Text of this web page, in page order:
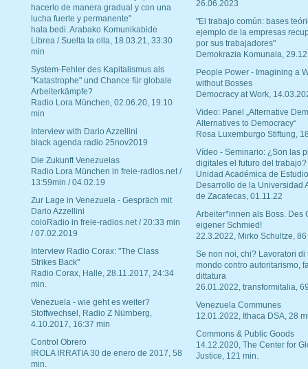
hacerlo de manera gradual y con una
lucha fuerte y permanente"
hala bedi. Arabako Komunikabide
Librea / Suelta la olla, 18.03.21, 33:30
min
System-Fehler des Kapitalismus als
"Katastrophe" und Chance für globale
Arbeiterkämpfe?
Radio Lora München, 02.06.20, 19:10
min
Interview with Dario Azzellini
black agenda radio 25nov2019
Die Zukunft Venezuelas
Radio Lora München in freie-radios.net /
13:59min / 04.02.19
Zur Lage in Venezuela - Gespräch mit
Dario Azzellini
coloRadio in freie-radios.net / 20:33 min
/ 07.02.2019
Interview Radio Corax: "The Class
Strikes Back"
Radio Corax, Halle, 28.11.2017, 24:34
min.
Venezuela - wie geht es weiter?
Stoffwechsel, Radio Z Nürnberg,
4.10.2017, 16:37 min
Control Obrero
IROLA IRRATIA 30 de enero de 2017, 58
min.
26.06.2023
"El trabajo común: bases
ejemplo de la empresas
por sus trabajadores"
Demokrazia Komunala,
People Power - Imagining a
without Bosses
Democracy at Work,
Video: Panel „Alternative
Alternatives to Democracy“
Rosa Luxemburgo Stiftung,
Vídeo - Seminario: ¿Son las
digitales el futuro del trabajo?
Unidad Académica de
Desarrollo de la Universidad
de Zacatecas, 01.11.22
Arbeiter*innen als Boss. Des
eigener Schmied!
22.3.2022, Mirko Schultze, 86
Se non noi, chi? Lavoratori di
mondo contro autoritarismo,
dittatura
26.01.2022, transformitalia,
Venezuela Communes
12.01.2022, Ithaca DSA, 28
Commons & Public Goods
14.12.2020, The Center for
Justice, 121 min.